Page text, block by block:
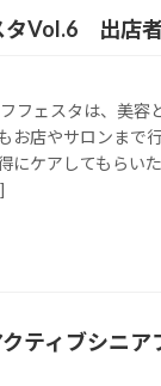
タVol.6 出店
フェスタは、美容
お店やサロンまで
にケアしてもらい
ティブシニ